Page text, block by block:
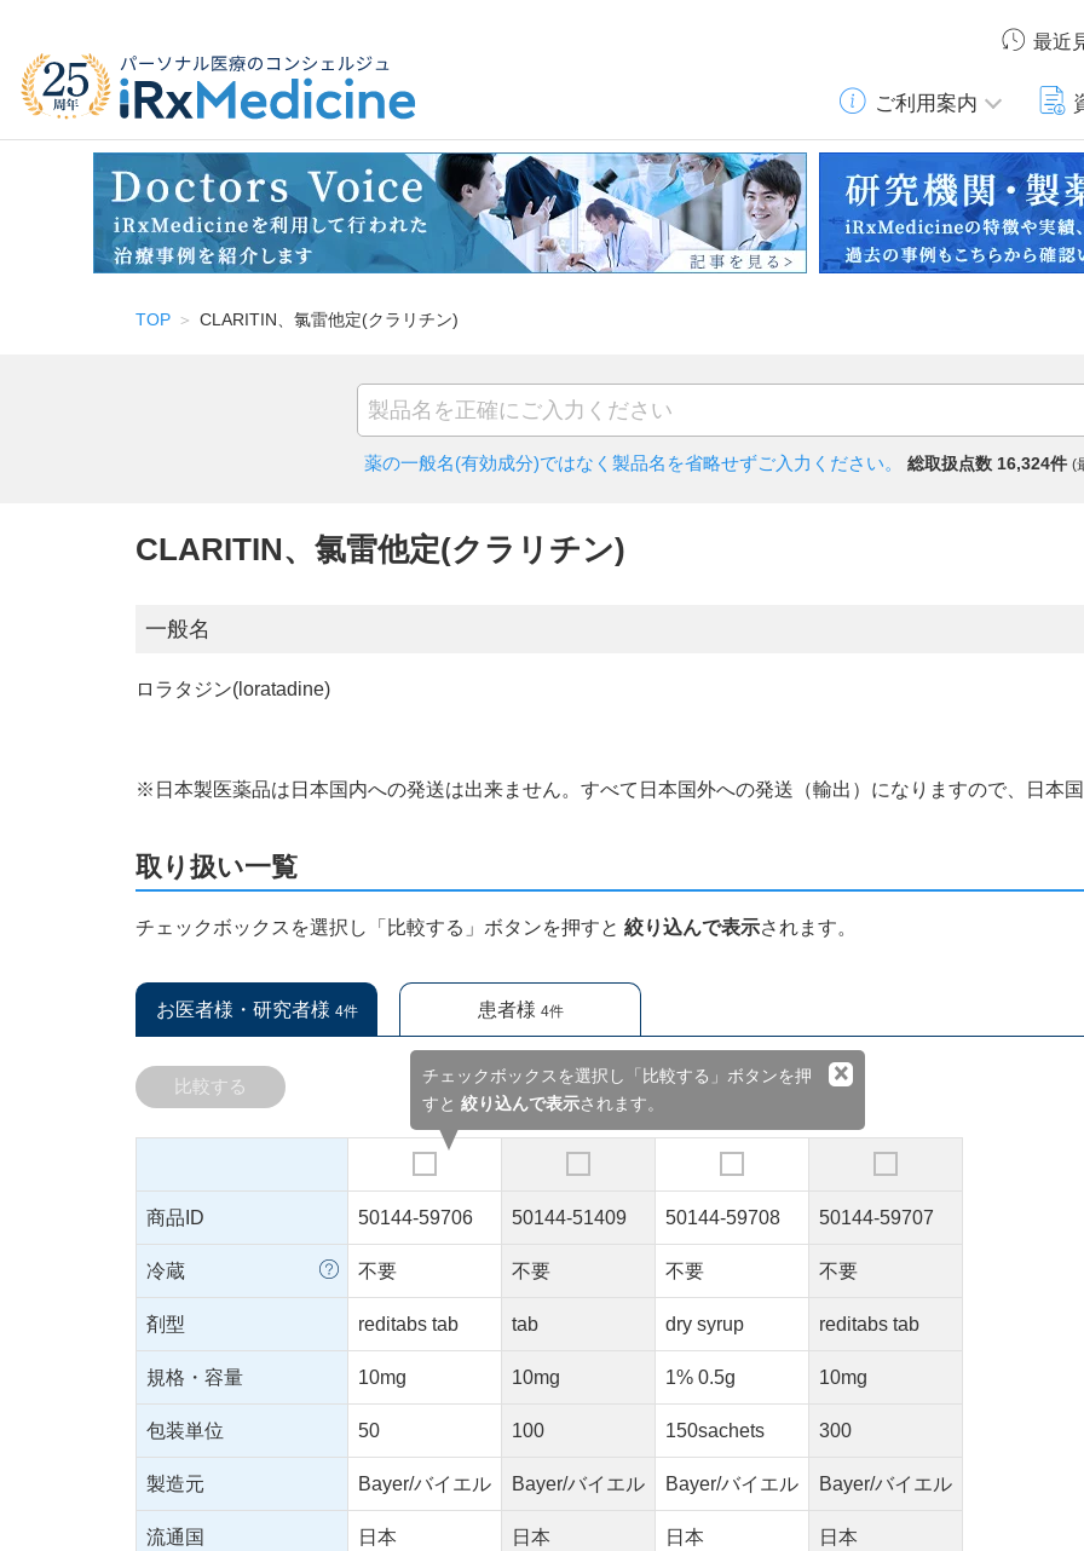
最近
ご利用案内
TOP CLARITIN、氯雷他定(クラリチン)
薬の一般名(有効成分)ではなく 製品名を省略せずご入力ください。 総取扱点数 16,324件 (
CLARITIN、氯雷他定(クラリチン)
一般名
ロラタジン(loratadine)
※日本製医薬品は日本国内への発送は出来ません。すべて日本国外への発送（輸出）になりますので、日本
取り扱い一覧
チェックボックスを選択し「比較する」ボタンを押すと絞り込んで表示されます。
お医者様・研究者様 4件 患者様 4件
チェックボックスを選択し「比較する」ボタンを押
すと絞り込んで表示されます。
×
比較する
商品ID 50144-59706 50144-51409 50144-59708 50144-59707
冷蔵 不要 不要 不要 不要
剤型 reditabs tab tab dry syrup reditabs tab
規格・容量 10mg 10mg 1% 0.5g 10mg
包装単位 50 100 150sachets 300
製造元 Bayer/バイエル Bayer/バイエル Bayer/バイエル Bayer/バイエル
流通国 日本 日本 日本 日本